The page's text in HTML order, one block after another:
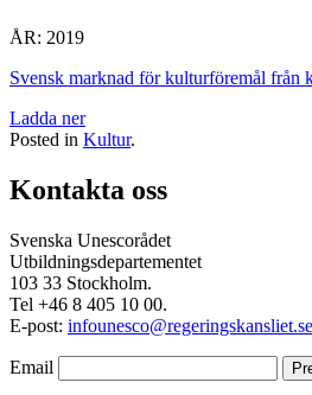
ÅR: 2019
Svensk marknad för kulturföremål från
Ladda ner
Posted in Kultur.
Kontakta oss
Svenska Unescorådet
Utbildningsdepartementet
103 33 Stockholm.
Tel +46 8 405 10 00.
E-post: infounesco@regeringskansliet.se
Email